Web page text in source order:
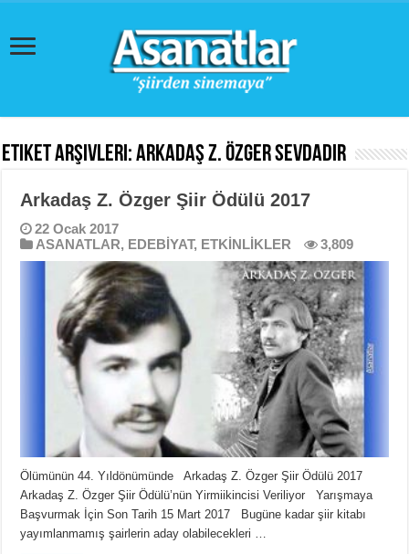
Etiket Arşivleri:Arkadaş Z. Özger Sevdadır
Arkadaş Z. Özger Şiir Ödülü 2017
22 Ocak 2017
ASANATLAR, EDEBİYAT, ETKİNLİKLER 3,809
Ölümünün 44. Yıldönümünde Arkadaş Z. Özger Şiir Ödülü 2017
Arkadaş Z. Özger Şiir Ödülü’nün Yirmiikincisi Veriliyor Yarışmaya
Başvurmak İçin Son Tarih 15 Mart 2017 Bugüne kadar şiir kitabı
yayımlanmamış şairlerin aday olabilecekleri …